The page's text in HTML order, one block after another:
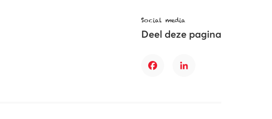
Social media
Deel deze pagina
FacebookLinkedIn